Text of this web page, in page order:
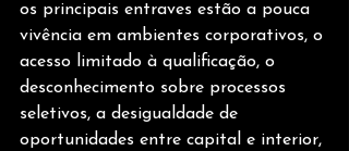
os principais entraves estão a pouca
vivência em ambientes corporativos, o
acesso limitado à qualificação, o
desconhecimento sobre processos
seletivos, a desigualdade de
oportunidades entre capital e interior,